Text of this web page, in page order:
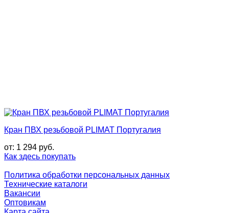
Кран ПВХ резьбовой PLIMAT Португалия
от: 1 294 руб.
Как здесь покупать
Политика обработки персональных данных
Технические каталоги
Вакансии
Оптовикам